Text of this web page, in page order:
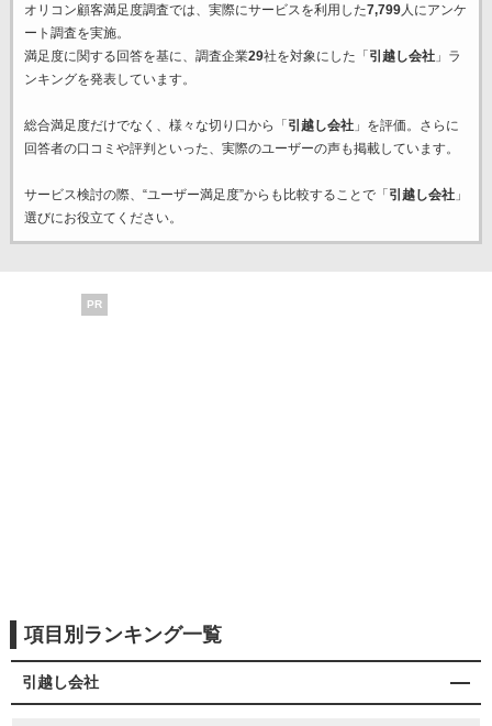
オリコン顧客満足度調査では、実際にサービスを利用した7,799人にアンケ
ート調査を実施。
満足度に関する回答を基に、調査企業29社を対象にした「 引越し会社」ラ
ンキングを発表しています。
総合満足度だけでなく、様々な切り口から「 引越し会社」を評価。さらに
回答者の口コミや評判といった、実際のユーザーの声も掲載しています。
サービス検討の際、“ユーザー満足度”からも比較することで「 引越し会社」
選びにお役立てください。
PR
項目別ランキング一覧
引越し会社